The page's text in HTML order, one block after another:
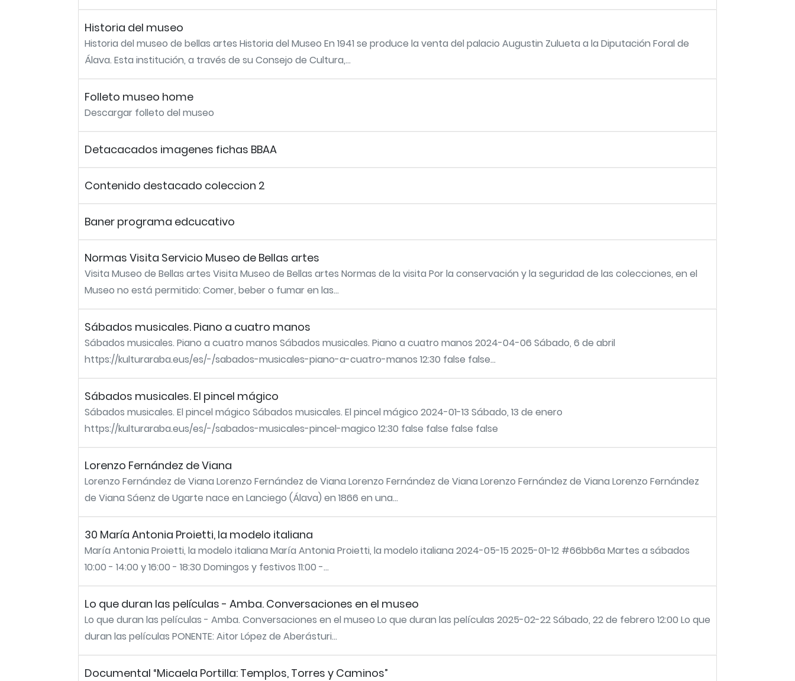
Historia del museo
Historia del museo de bellas artes Historia del Museo En 1941 se produce la venta del palacio Augustin Zulueta a la Diputación Foral de
Álava. Esta institución, a través de su Consejo de Cultura,...
Folleto museo home
Descargar folleto del museo
Detacacados imagenes fichas BBAA
Contenido destacado coleccion 2
Baner programa edcucativo
Normas Visita Servicio Museo de Bellas artes
Visita Museo de Bellas artes Visita Museo de Bellas artes Normas de la visita Por la conservación y la seguridad de las colecciones, en el
Museo no está permitido: Comer, beber o fumar en las...
Sábados musicales. Piano a cuatro manos
Sábados musicales. Piano a cuatro manos Sábados musicales. Piano a cuatro manos 2024-04-06 Sábado, 6 de abril
https://kulturaraba.eus/es/-/sabados-musicales-piano-a-cuatro-manos 12:30 false false...
Sábados musicales. El pincel mágico
Sábados musicales. El pincel mágico Sábados musicales. El pincel mágico 2024-01-13 Sábado, 13 de enero
https://kulturaraba.eus/es/-/sabados-musicales-pincel-magico 12:30 false false false false
Lorenzo Fernández de Viana
Lorenzo Fernández de Viana Lorenzo Fernández de Viana Lorenzo Fernández de Viana Lorenzo Fernández de Viana Lorenzo Fernández
de Viana Sáenz de Ugarte nace en Lanciego (Álava) en 1866 en una...
30 María Antonia Proietti, la modelo italiana
María Antonia Proietti, la modelo italiana María Antonia Proietti, la modelo italiana 2024-05-15 2025-01-12 #66bb6a Martes a sábados
10:00 - 14:00 y 16:00 - 18:30 Domingos y festivos 11:00 -...
Lo que duran las películas - Amba. Conversaciones en el museo
Lo que duran las películas - Amba. Conversaciones en el museo Lo que duran las películas 2025-02-22 Sábado, 22 de febrero 12:00 Lo que
duran las películas PONENTE: Aitor López de Aberásturi...
Documental “Micaela Portilla: Templos, Torres y Caminos”